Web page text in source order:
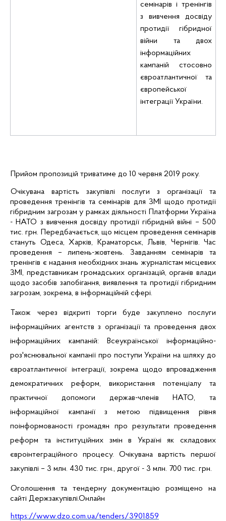
семінарів і тренінгів
з вивчення досвіду
протидії гібридної
війни та двох
інформаційних
кампаній стосовно
євроатлантичної та
європейської
інтеграції України.
Прийом пропозицій триватиме до 10 червня 2019 року.
Очікувана вартість закупівлі послуги з організації та
проведення тренінгів та семінарів для ЗМІ щодо протидії
гібридним загрозам у рамках діяльності
Платформи Україна
- НАТО з вивчення досвіду протидії гібридній війні – 500
тис. грн.
Передбачається, що місцем проведення семінарів
стануть Одеса, Харків, Краматорськ, Львів, Чернігів. Час
проведення – липень-жовтень. Завданнямсемінарів та
тренінгів є надання необхідних знань журналістам місцевих
ЗМІ, представникам громадських організацій, органів влади
щодо засобів запобігання, виявлення та протидії гібридним
загрозам, зокрема, в інформаційній сфері.
Також через відкриті торги буде закуплено послуги
інформаційних агентств з організації та проведення двох
інформаційних кампаній: Всеукраїнської інформаційно-
роз'яснювальної кампанії про поступи України на шляху до
євроатлантичної інтеграції, зокрема щодо впровадження
демократичних реформ, використання потенціалу та
практичної допомоги держав-членів НАТО,
та
інформаційної кампаніїз метою підвищення рівня
поінформованості громадян про результати проведення
реформ та інституційних змін в Україні як складових
євроінтеграційного процесу. Очікувана вартість першої
закупівлі – 3 млн. 430 тис. грн., другої - 3 млн. 700 тис. грн.
Оголошення та тендерну документацію розміщено на
сайті Держзакупівлі.Онлайн
https://www.dzo.com.ua/tenders/3901859